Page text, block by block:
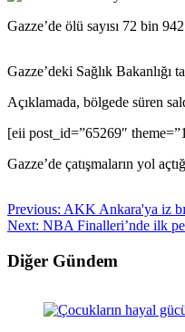
Gazze’de ölü sayısı 72 bin
Gazze’deki Sağlık Bakanlığı
Açıklamada, bölgede süren
[eii post_id=”65269″
Gazze’de çatışmaların yol
Previous: AKK Ankara'ya iz
Next: NBA Finalleri’nde ilk
Diğer Gündem